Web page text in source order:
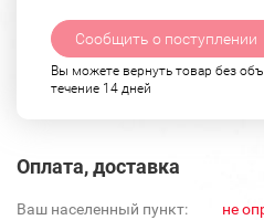
Сообщить о поступлении
Вы можете вернуть товар без
течение 14 дней
Оплата, доставка
Ваш населенный пункт: не